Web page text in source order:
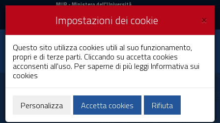
Vai
al
MIUR
Accedi
MUR- Ministero dell'Università
Accedi UniCA News
Toggle
navigation
Università degli
Studi di Cagliari
Rita Cannas
×
Impostazioni dei cookie
Questo sito utilizza cookies utili al suo funzionamento,
propri e di terze parti. Cliccando su accetta cookies
acconsenti all'uso. Per saperne di più leggi Informativa sui
cookies
Personalizza Accetta cookies Rifiuta